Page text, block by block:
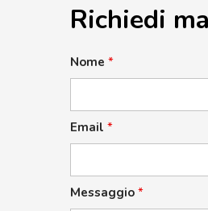
Richiedi
Nome *
Email *
Messaggio *